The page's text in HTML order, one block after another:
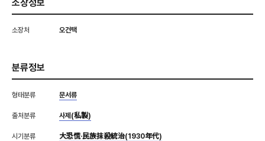
소장정보
소장처 오건택
분류정보
형태분류 문서류
출처분류 사제(私製)
시기분류 大恐慌·民族抹殺統治(1930年代)